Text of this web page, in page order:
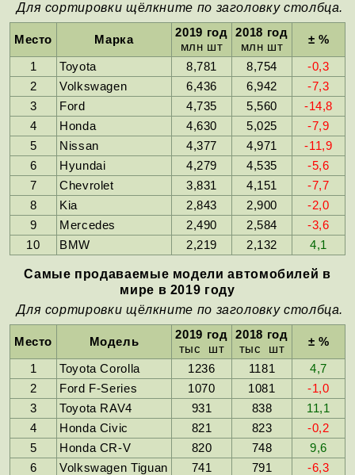
Для сортировки щёлкните по заголовку столбца.
Место Марка
2019 год
млн шт
2018 год
млн шт
± %
1
Toyota 8,781 8,754
-0,3
2
Volkswagen 6,436 6,942
-7,3
3
Ford 4,735 5,560
-14,8
4
Honda 4,630 5,025
-7,9
5
Nissan 4,377 4,971
-11,9
6
Hyundai 4,279 4,535
-5,6
7
Chevrolet 3,831 4,151
-7,7
8
Kia 2,843 2,900
-2,0
9
Mercedes 2,490 2,584
-3,6
10
BMW 2,219 2,132 4,1
Самые продаваемые модели автомобилей в
мире в 2019 году
Для сортировки щёлкните по заголовку столбца.
Место Модель
2019 год
тыс шт
2018 год
тыс шт
± %
1
Toyota Corolla 1236 1181
4,7
2
Ford F-Series 1070 1081
-1,0
3
Toyota RAV4 931 838
11,1
4
Honda Civic 821 823
-0,2
5
Honda CR-V 820 748
9,6
6
Volkswagen Tiguan 741 791
-6,3